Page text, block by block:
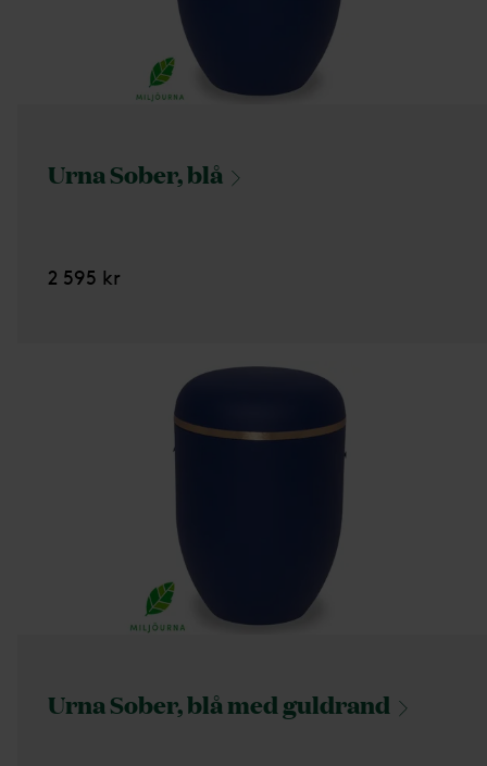
Urna Sober,blå
2 595 kr
Urna Sober, blå medguldrand